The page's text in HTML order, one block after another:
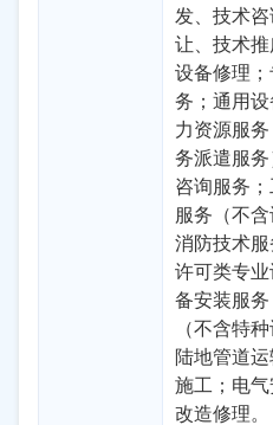
发、技术
让、技术
设备修理
务；通用设
力资源服
务派遣服
咨询服务
服务（不
消防技术
许可类专
备安装服
（不含特
陆地管道
施工；电
改造修理。